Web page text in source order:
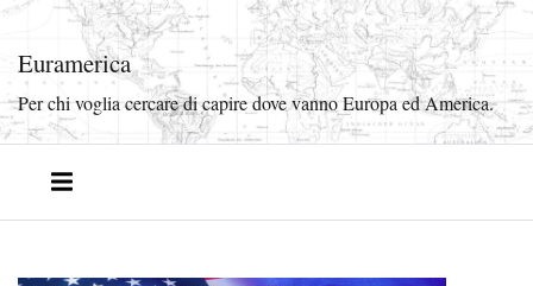
Euramerica
Per chi voglia cercare di capire dove vanno Europa ed America.